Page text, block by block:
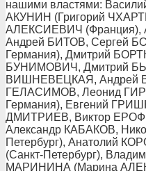
нашими властями:
АКУНИН (Григорий
АЛЕКСИЕВИЧ (Франция),
Андрей БИТОВ, Сергей
Германия), Дмитрий
БУНИМОВИЧ, Дмитрий
ВИШНЕВЕЦКАЯ, Андрей
ГЕЛАСИМОВ, Леонид
Германия), Евгений
ДМИТРИЕВ, Виктор
Александр КАБАКОВ,
Петербург), Анатолий
(Санкт-Петербург),
МАРИНИНА (Марина